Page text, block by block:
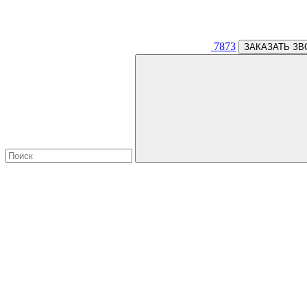
7873 ЗАКАЗАТЬ